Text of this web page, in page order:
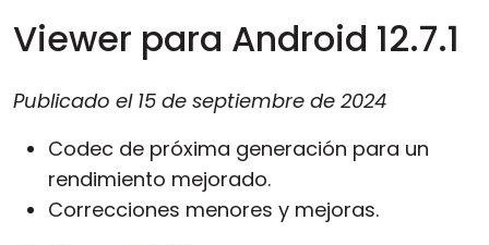
Viewer para Android 12.7.1
Publicado el 15 de septiembre de 2024
Codec de próxima generación para un
rendimiento mejorado.
Correcciones menores y mejoras.